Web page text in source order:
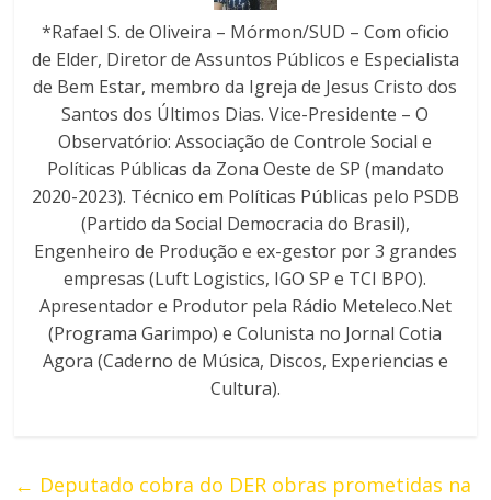
*Rafael S. de Oliveira – Mórmon/SUD – Com oficio
de Elder, Diretor de Assuntos Públicos e Especialista
de Bem Estar, membro da Igreja de Jesus Cristo dos
Santos dos Últimos Dias. Vice-Presidente – O
Observatório: Associação de Controle Social e
Políticas Públicas da Zona Oeste de SP (mandato
2020-2023). Técnico em Políticas Públicas pelo PSDB
(Partido da Social Democracia do Brasil),
Engenheiro de Produção e ex-gestor por 3 grandes
empresas (Luft Logistics, IGO SP e TCI BPO).
Apresentador e Produtor pela Rádio Meteleco.Net
(Programa Garimpo) e Colunista no Jornal Cotia
Agora (Caderno de Música, Discos, Experiencias e
Cultura).
← Deputado cobra do DER obras prometidas na